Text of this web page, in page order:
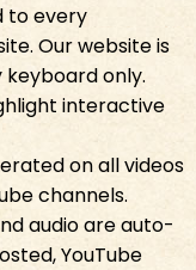
to every
Our website is
interactive
on all videos
audio are auto-
YouTube